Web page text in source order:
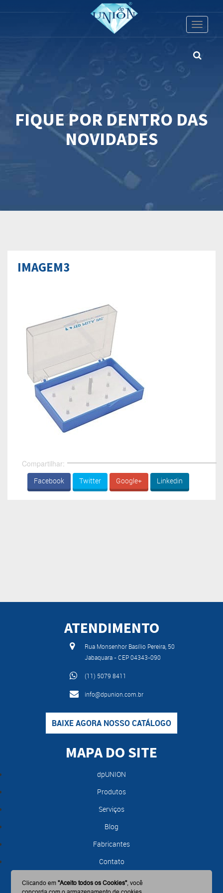
Toggle
FIQUE POR DENTRO DAS
NOVIDADES
IMAGEM3
Compartilhar:
Facebook Twitter Google+ Linkedin
ATENDIMENTO
Rua Monsenhor Basílio Pereira, 50
Jabaquara - CEP 04343-090
(11) 5079 8411
info@dpunion.com.br
BAIXE AGORA NOSSO CATÁLOGO
MAPA DO SITE
dpUNION
Produtos
Serviços
Blog
Fabricantes
Contato
Clicando em"Aceito todos os Cookies", você